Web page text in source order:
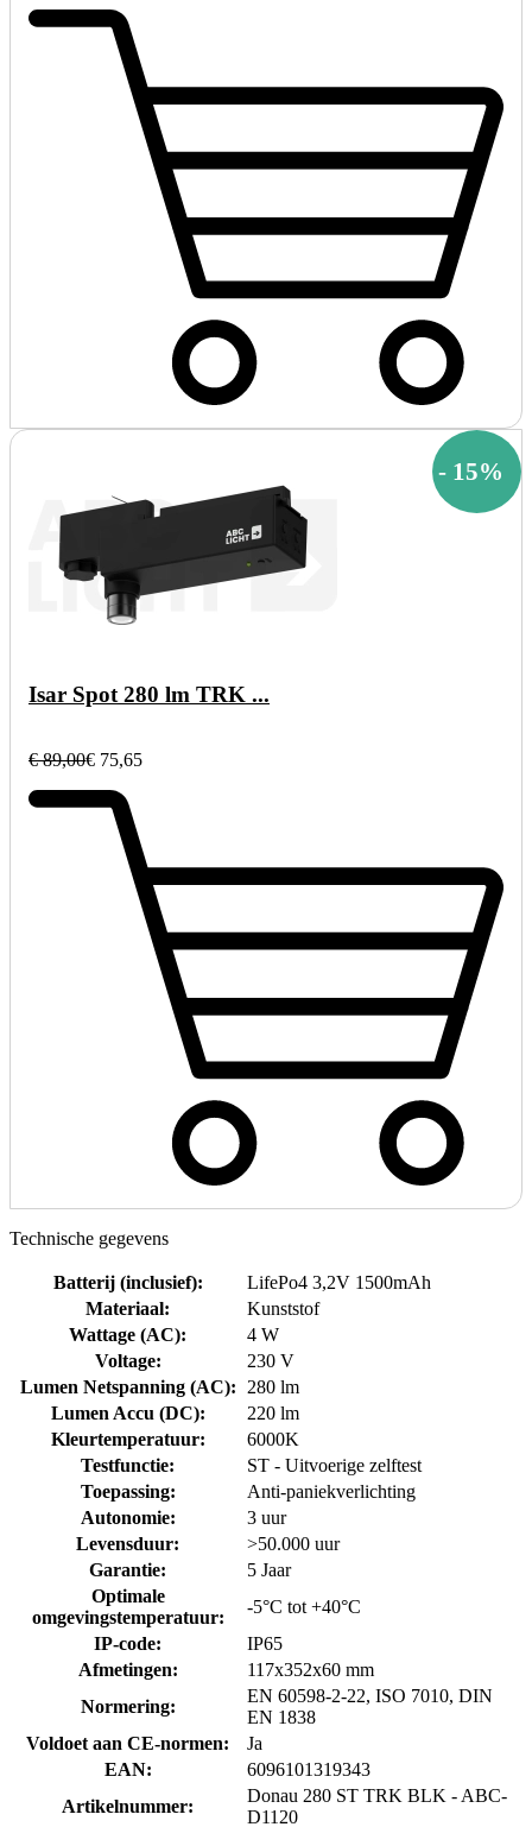
- 15%
Isar Spot 280 lm TRK ...
€ 89,00€ 75,65
Technische gegevens
Batterij (inclusief):
LifePo4 3,2V 1500mAh
Materiaal:
Kunststof
Wattage (AC):
4 W
Voltage:
230 V
Lumen Netspanning (AC):
280 lm
Lumen Accu (DC):
220 lm
Kleurtemperatuur:
6000K
Testfunctie:
ST - Uitvoerige zelftest
Toepassing:
Anti-paniekverlichting
Autonomie:
3 uur
Levensduur:
>50.000 uur
Garantie:
5 Jaar
Optimale
omgevingstemperatuur:
-5°C tot +40°C
IP-code:
IP65
Afmetingen:
117x352x60 mm
Normering:
EN 60598-2-22, ISO 7010, DIN
EN 1838
Voldoet aan CE-normen:
Ja
EAN:
6096101319343
Artikelnummer:
Donau 280 ST TRK BLK - ABC-
D1120